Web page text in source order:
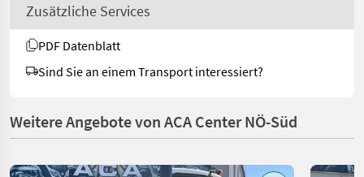
Zusätzliche Services
PDF Datenblatt
Sind Sie an einem Transport interessiert?
Weitere Angebote von ACA Center NÖ-Süd